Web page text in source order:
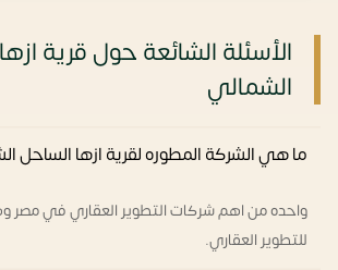
الأسئلة الشائعة حول قرية
الشمالي
ما هي الشركة المطوره لقرية ازها الساحل
واحده من اهم شركات التطوير العقاري في مصر
للتطوير العقاري.